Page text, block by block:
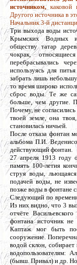
источником,каковой
Другого источника в
Начальник 3-й
Три выхода воды
Крымских Водных
обществу татар
чокрак,
перебрасывались
используясь для
забрать лишь
то время широко
сброс воды. Те же
больше, чем другие.
Почему, не
твоей земле, она
становилась ничьей.
После отказа фонтан
альбома П.И.
действующий фонтан.
27 апреля 1913 году
память 100-летия
струя воды,
подачей воды, не
позже воды в фонтане
Следующий по
Из них видно, что 3
отчёте
фонтана источник не
Каптаж мог быть
сооружение.
водой склон,
водопользователям:
(бывш. Привал) и др.